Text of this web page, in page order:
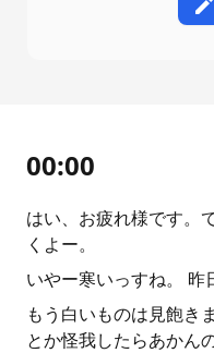
00:00
はい、お疲れ様です。
くよー。
いやー寒いっすね。 昨
もう白いものは見飽き
とか怪我したらあかん